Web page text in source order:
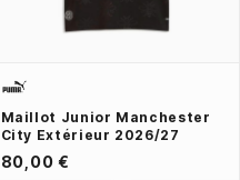
Maillot Junior Manchester
City Extérieur 2026/27
80,00 €